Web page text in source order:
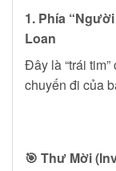
1. Phía
Loan
Đây là “trái
chuyến đi của
🎯 Thư Mời